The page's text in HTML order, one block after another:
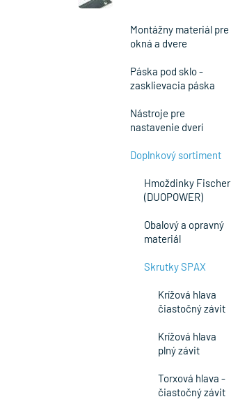
Montážny materiál pre
okná a dvere
Páska pod sklo -
zasklievacia páska
Nástroje pre
nastavenie dverí
Doplnkový sortiment
Hmoždinky Fischer
(DUOPOWER)
Obalový a opravný
materiál
Skrutky SPAX
Krížová hlava
čiastočný závit
Krížová hlava
plný závit
Torxová hlava -
čiastočný závit